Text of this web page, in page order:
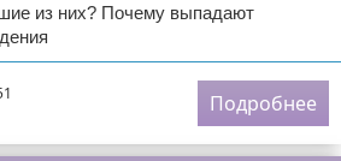
из них? Почему выпадают
Подробнее